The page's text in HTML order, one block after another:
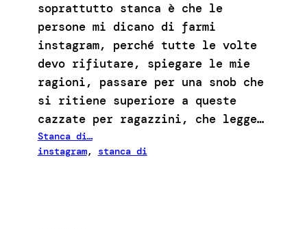
soprattutto stanca è che le
persone mi dicano di farmi
instagram, perché tutte le volte
devo rifiutare, spiegare le mie
ragioni, passare per una snob che
si ritiene superiore a queste
cazzate per ragazzini, che legge…
Stanca di…
instagram, stanca di